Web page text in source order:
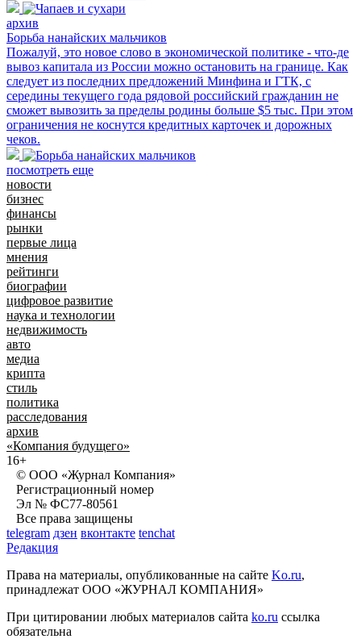
архив
Борьба нанайских мальчиков
Пожалуй, это новое слово в экономической политике - что-де
вывоз капитала из России можно остановить на границе. Как
следует из последних предложений Минфина и ГТК, с
середины текущего года рядовой российский гражданин не
сможет вывозить за пределы родины больше $5 тыс. При этом
ограничения не коснутся кредитных карточек и дорожных
чеков.
посмотреть еще
новости
бизнес
финансы
рынки
первые лица
мнения
рейтинги
биографии
цифровое развитие
наука и технологии
недвижимость
авто
медиа
крипта
стиль
политика
расследования
архив
«Компания будущего»
16+
© ООО «Журнал Компания»
Регистрационный номер
Эл № ФС77-80561
Все права защищены
telegram дзен вконтакте tenchat
Редакция
Права на материалы, опубликованные на сайте Ko.ru,
принадлежат ООО «ЖУРНАЛ КОМПАНИЯ»
При цитировании любых материалов сайта ko.ru ссылка
обязательна